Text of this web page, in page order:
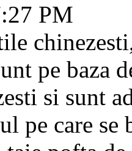
PM
pe baza
si sunt
pe care se